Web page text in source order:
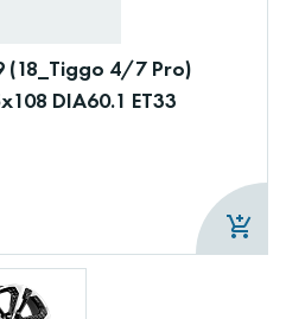
(18_Tiggo 4/7 Pro)
DIA60.1 ET33